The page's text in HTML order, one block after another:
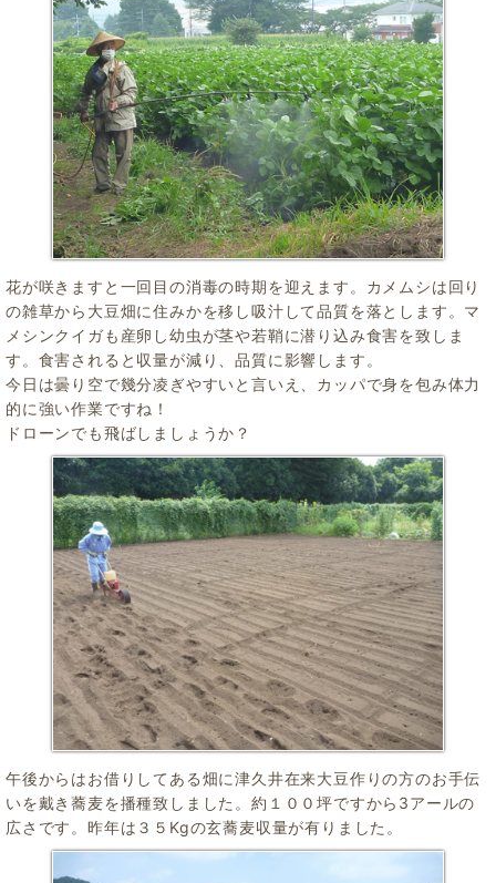
花が咲きますと一回目の消毒の時期を迎えます。カメムシは回り
の雑草から大豆畑に住みかを移し吸汁して品質を落とします。マ
メシンクイガも産卵し幼虫が茎や若鞘に潜り込み食害を致しま
す。食害されると収量が減り、品質に影響します。
今日は曇り空で幾分凌ぎやすいと言いえ、カッパで身を包み体力
的に強い作業ですね！
ドローンでも飛ばしましょうか？
午後からはお借りしてある畑に津久井在来大豆作りの方のお手伝
いを戴き蕎麦を播種致しました。約１００坪ですから3アールの
広さです。昨年は３５Kgの玄蕎麦収量が有りました。